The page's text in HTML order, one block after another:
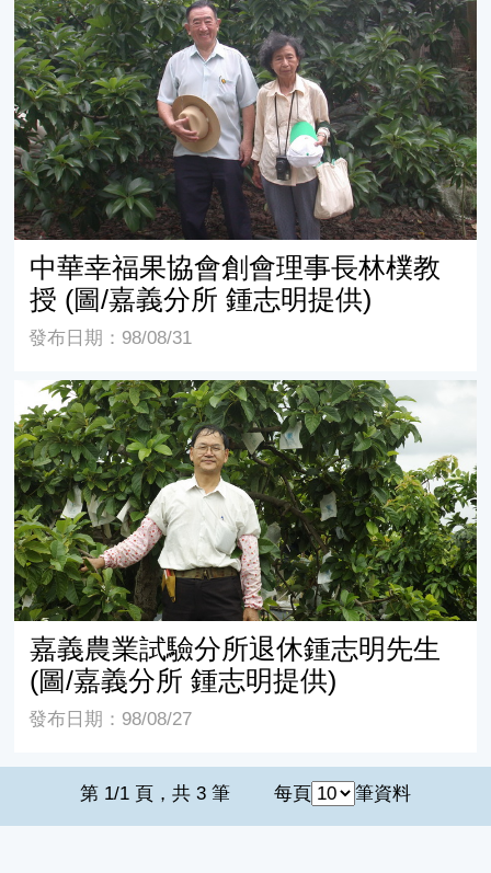
中華幸福果協會創會理事長林樸教授 (圖/嘉義分所 鍾志明
中華幸福果協會創會理事長林樸教
授 (圖/嘉義分所 鍾志明提供)
發布日期：98/08/31
嘉義農業試驗分所退休鍾志明先生 (圖/嘉義分所 鍾志明提
嘉義農業試驗分所退休鍾志明先生
(圖/嘉義分所 鍾志明提供)
發布日期：98/08/27
第 1/1 頁，共 3 筆 每頁 筆資料